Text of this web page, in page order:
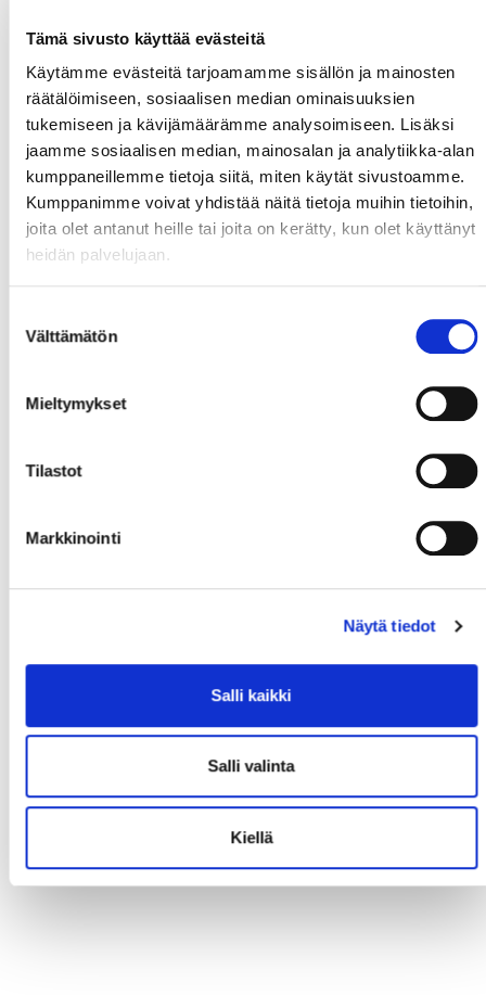
Tämä sivusto käyttää evästeitä
Käytämme evästeitä tarjoamamme sisällön ja mainosten
räätälöimiseen, sosiaalisen median ominaisuuksien
tukemiseen ja kävijämäärämme analysoimiseen. Lisäksi
jaamme sosiaalisen median, mainosalan ja analytiikka-alan
kumppaneillemme tietoja siitä, miten käytät sivustoamme.
Kumppanimme voivat yhdistää näitä tietoja muihin tietoihin,
joita olet antanut heille tai joita on kerätty, kun olet käyttänyt
heidän palvelujaan.
valinta
Välttämätön
Mieltymykset
Tilastot
Markkinointi
Näytä tiedot
Salli kaikki
Salli valinta
Kiellä